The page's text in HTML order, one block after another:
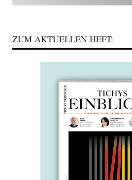
ZUM AKTUELLEN HEFT: